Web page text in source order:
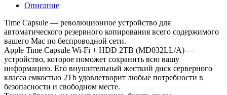
Описание
Time Capsule — революционное устройство для
автоматического резервного копирования всего содержимого
вашего Mac по беспроводной сети.
Apple Time Capsule Wi-Fi + HDD 2TB (MD032LL/A) —
устройство, которое поможет сохранить всю вашу
информацию. Его внушительный жесткий диск серверного
класса емкостью 2Tb удовлетворит любые потребности в
безопасности и свободном месте.